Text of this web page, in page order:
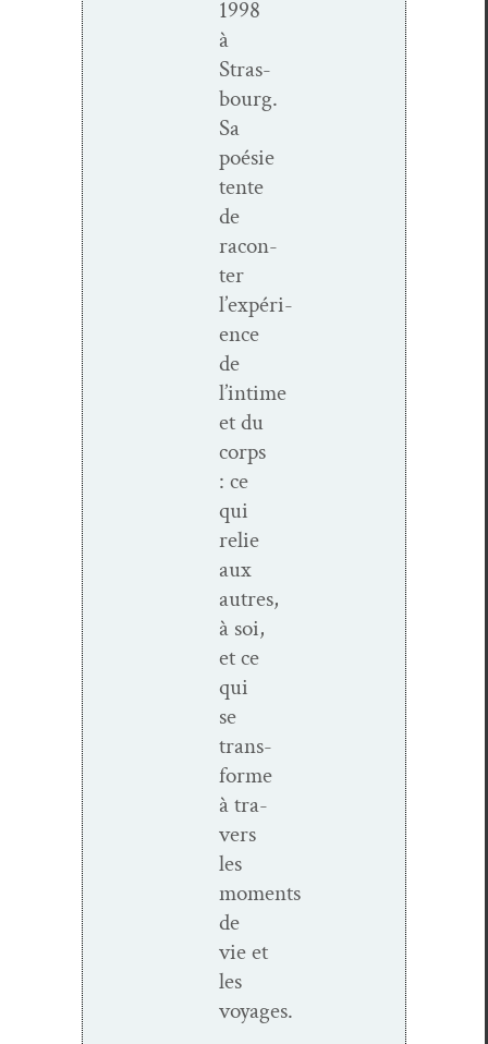
1998
à
Stras­
bourg.
Sa
poésie
tente
de
racon­
ter
l’expéri­
ence
de
l’intime
et du
corps
: ce
qui
relie
aux
autres,
à soi,
et ce
qui
se
trans­
forme
à tra­
vers
les
moments
de
vie et
les
voyages.